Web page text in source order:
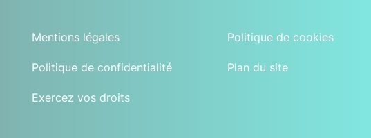
Mentions légales
Politique de confidentialité
Exercez vos droits
Politique de cookies
Plan du site